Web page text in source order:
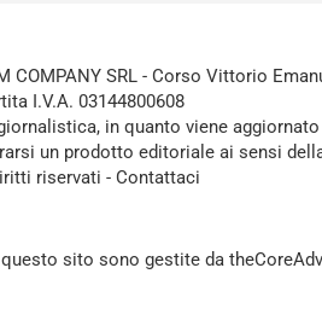
COMPANY SRL - Corso Vittorio
I.V.A. 03144800608
in quanto viene
un prodotto editoriale ai sensi
riservati - Contattaci
sito sono gestite da theCoreAdv